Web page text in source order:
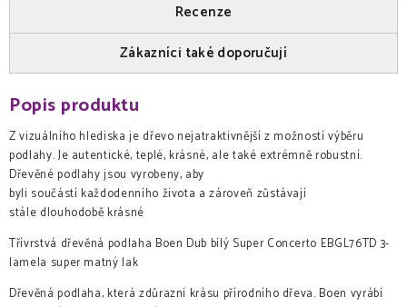
Recenze
Zákazníci také doporučují
Popis produktu
Z vizuálního hlediska je dřevo nejatraktivnější z možností výběru
podlahy. Je autentické, teplé, krásné, ale také extrémně robustní.
Dřevěné podlahy jsou vyrobeny, aby
byli součástí každodenního života a zároveň zůstávají
stále dlouhodobě krásné
Třívrstvá dřevěná podlaha Boen Dub bílý Super Concerto EBGL76TD 3-
lamela super matný lak
Dřevěná podlaha, která zdůrazní krásu přírodního dřeva. Boen vyrábí